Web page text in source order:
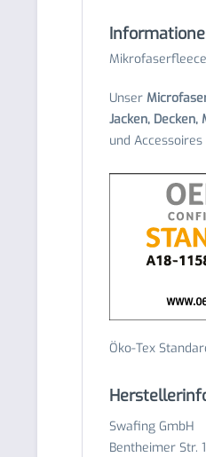
Unser
Jacken, Decken,
und
Öko-Tex
Swafing GmbH
Bentheimer Str.